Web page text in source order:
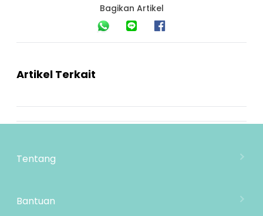
Bagikan Artikel
Artikel Terkait
Tentang
Lokasi Toko
Bantuan